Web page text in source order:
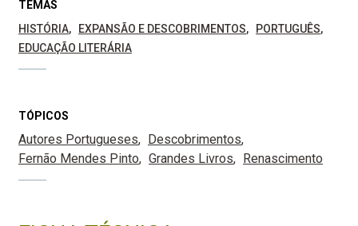
TEMAS
HISTÓRIA
EXPANSÃO E DESCOBRIMENTOS
PORTUGUÊS
EDUCAÇÃO LITERÁRIA
TÓPICOS
Autores Portugueses
Descobrimentos
Fernão Mendes Pinto
Grandes Livros Renascimento